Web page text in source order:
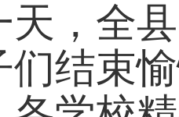
全县
们结束